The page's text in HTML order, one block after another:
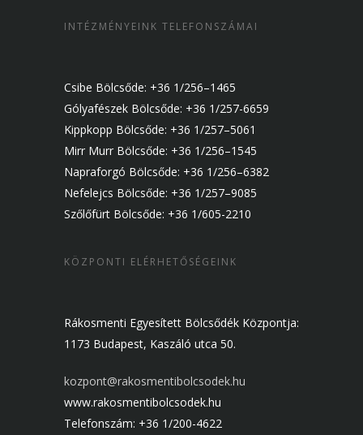
INTÉZMÉNYEINK TELEFONSZÁMAI
Csibe Bölcsőde: +36 1/256–1465
Gólyafészek Bölcsőde: +36 1/257-6659
Kippkopp Bölcsőde: +36 1/257–5061
Mirr Murr Bölcsőde: +36 1/256–1545
Napraforgó Bölcsőde: +36 1/256–6382
Nefelejcs Bölcsőde: +36 1/257–9085
Szőlőfürt Bölcsőde: +36 1/605-2210
KÖZPONTI ELÉRHETŐSÉGEINK
Rákosmenti Egyesített Bölcsődék Központja:
1173 Budapest, Kaszáló utca 50.
kozpont@rakosmentibolcsodek.hu
www.rakosmentibolcsodek.hu
Telefonszám: +36 1/200-4622